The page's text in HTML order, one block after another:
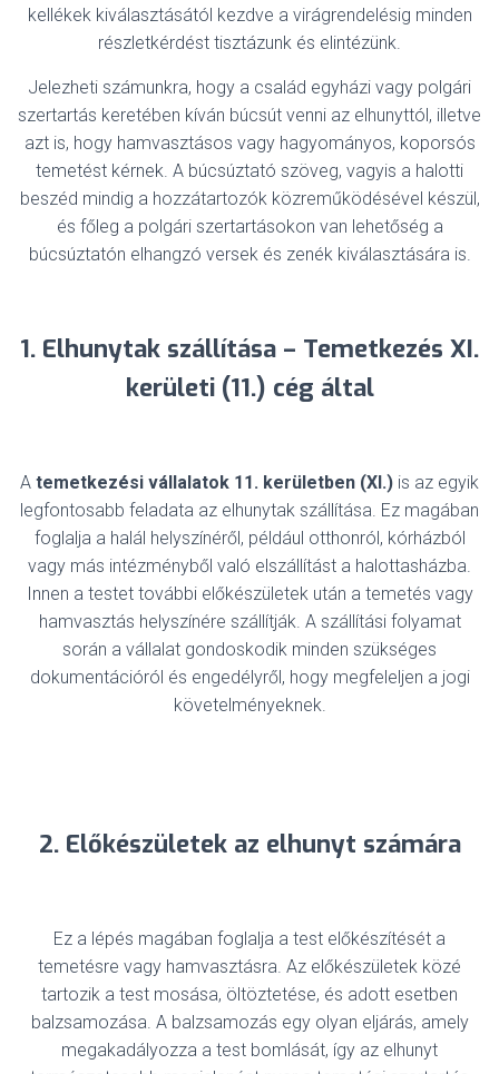
kellékek kiválasztásától kezdve a virágrendelésig minden
részletkérdést tisztázunk és elintézünk.
Jelezheti számunkra, hogy a család egyházi vagy polgári
szertartás keretében kíván búcsút venni az elhunyttól, illetve
azt is, hogy hamvasztásos vagy hagyományos, koporsós
temetést kérnek. A búcsúztató szöveg, vagyis a halotti
beszéd mindig a hozzátartozók közreműködésével készül,
és főleg a polgári szertartásokon van lehetőség a
búcsúztatón elhangzó versek és zenék kiválasztására is.
1. Elhunytak szállítása – Temetkezés XI.
kerületi (11.) cég által
A temetkezési vállalatok 11. kerületben (XI.) is az egyik
legfontosabb feladata az elhunytak szállítása. Ez magában
foglalja a halál helyszínéről, például otthonról, kórházból
vagy más intézményből való elszállítást a halottasházba.
Innen a testet további előkészületek után a temetés vagy
hamvasztás helyszínére szállítják. A szállítási folyamat
során a vállalat gondoskodik minden szükséges
dokumentációról és engedélyről, hogy megfeleljen a jogi
követelményeknek.
2. Előkészületek az elhunyt számára
Ez a lépés magában foglalja a test előkészítését a
temetésre vagy hamvasztásra. Az előkészületek közé
tartozik a test mosása, öltöztetése, és adott esetben
balzsamozása. A balzsamozás egy olyan eljárás, amely
megakadályozza a test bomlását, így az elhunyt